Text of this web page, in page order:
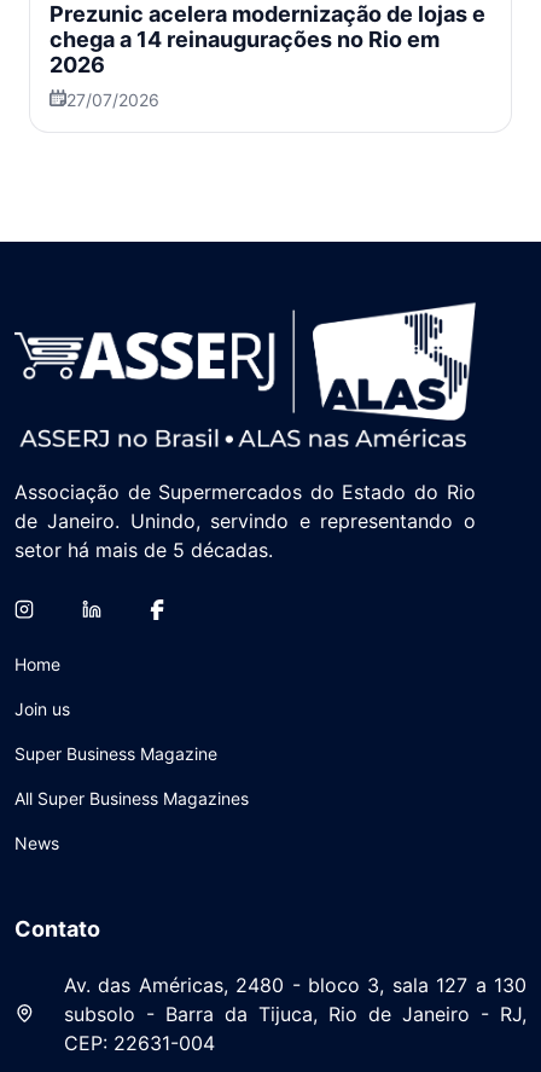
Prezunic acelera modernização de lojas e
chega a 14 reinaugurações no Rio em
2026
27/07/2026
Associação de Supermercados do Estado do Rio
de Janeiro. Unindo, servindo e representando o
setor há mais de 5 décadas.
Home
Join us
Super Business Magazine
All Super Business Magazines
News
Contato
Av. das Américas, 2480 - bloco 3, sala 127 a 130
subsolo - Barra da Tijuca, Rio de Janeiro - RJ,
CEP: 22631-004